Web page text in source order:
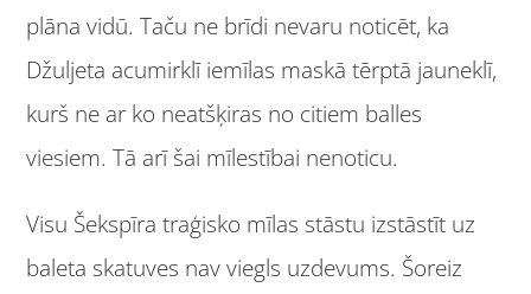
plāna vidū. Taču ne brīdi nevaru noticēt, ka
Džuljeta acumirklī iemīlas maskā tērptā jauneklī,
kurš ne ar ko neatšķiras no citiem balles
viesiem. Tā arī šai mīlestībai nenoticu.
Visu Šekspīra traģisko mīlas stāstu izstāstīt uz
baleta skatuves nav viegls uzdevums. Šoreiz